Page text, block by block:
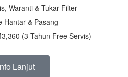
Waranti & Tukar Filter
Hantar & Pasang
(3 Tahun Free Servis)
Lanjut